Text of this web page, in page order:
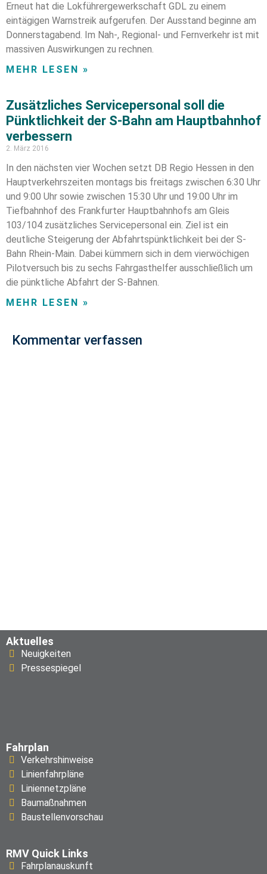
Erneut hat die Lokführergewerkschaft GDL zu einem
eintägigen Warnstreik aufgerufen. Der Ausstand beginne am
Donnerstagabend. Im Nah-, Regional- und Fernverkehr ist mit
massiven Auswirkungen zu rechnen.
MEHR LESEN »
Zusätzliches Servicepersonal soll die
Pünktlichkeit der S-Bahn am Hauptbahnhof
verbessern
2. März 2016
In den nächsten vier Wochen setzt DB Regio Hessen in den
Hauptverkehrszeiten montags bis freitags zwischen 6:30 Uhr
und 9:00 Uhr sowie zwischen 15:30 Uhr und 19:00 Uhr im
Tiefbahnhof des Frankfurter Hauptbahnhofs am Gleis
103/104 zusätzliches Servicepersonal ein. Ziel ist ein
deutliche Steigerung der Abfahrtspünktlichkeit bei der S-
Bahn Rhein-Main. Dabei kümmern sich in dem vierwöchigen
Pilotversuch bis zu sechs Fahrgasthelfer ausschließlich um
die pünktliche Abfahrt der S-Bahnen.
MEHR LESEN »
Kommentar verfassen
Aktuelles
Neuigkeiten
Pressespiegel
Fahrplan
Verkehrshinweise
Linienfahrpläne
Liniennetzpläne
Baumaßnahmen
Baustellenvorschau
RMV Quick Links
Fahrplanauskunft